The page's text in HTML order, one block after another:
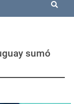
sumó